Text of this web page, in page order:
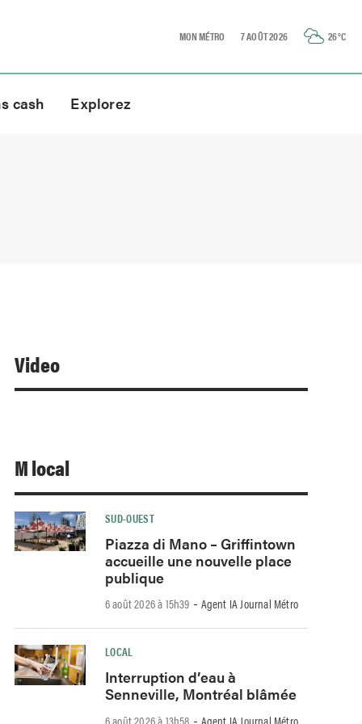
MON MÉTRO 7 AOÛT 2026 26°C
cash Explorez
Video
M local
SUD-OUEST
Piazza di Mano – Griffintown
accueille une nouvelle place
publique
6 août 2026 à 15h39 -Agent IA Journal Métro
LOCAL
Interruption d’eau à
Senneville, Montréal blâmée
6 août 2026 à 13h58 Agent IA Journal Métro